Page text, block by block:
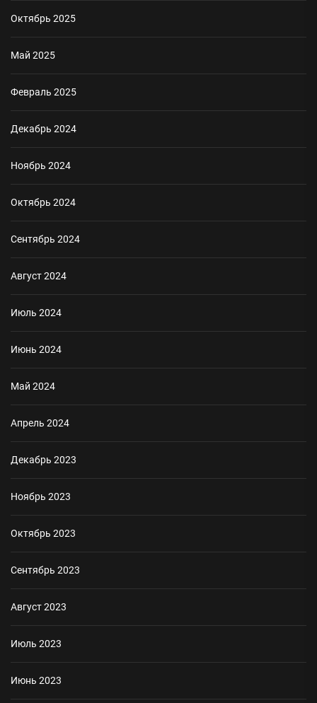
Октябрь 2025
Май 2025
Февраль 2025
Декабрь 2024
Ноябрь 2024
Октябрь 2024
Сентябрь 2024
Август 2024
Июль 2024
Июнь 2024
Май 2024
Апрель 2024
Декабрь 2023
Ноябрь 2023
Октябрь 2023
Сентябрь 2023
Август 2023
Июль 2023
Июнь 2023